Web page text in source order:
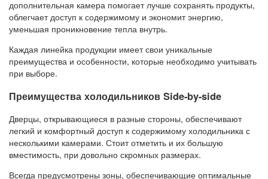
дополнительная камера помогает лучше сохранять продукты,
облегчает доступ к содержимому и экономит энергию,
уменьшая проникновение тепла внутрь.
Каждая линейка продукции имеет свои уникальные
преимущества и особенности, которые необходимо учитывать
при выборе.
Преимущества холодильников Side-by-side
Дверцы, открывающиеся в разные стороны, обеспечивают
легкий и комфортный доступ к содержимому холодильника с
несколькими камерами. Стоит отметить и их большую
вместимость, при довольно скромных размерах.
Всегда предусмотрены зоны, обеспечивающие оптимальные